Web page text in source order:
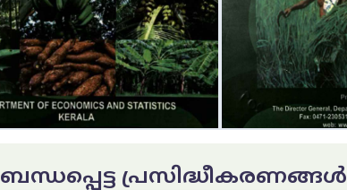
ബന്ധപ്പെട്ട പ്രസിദ്ധീകരണങ്ങൾ